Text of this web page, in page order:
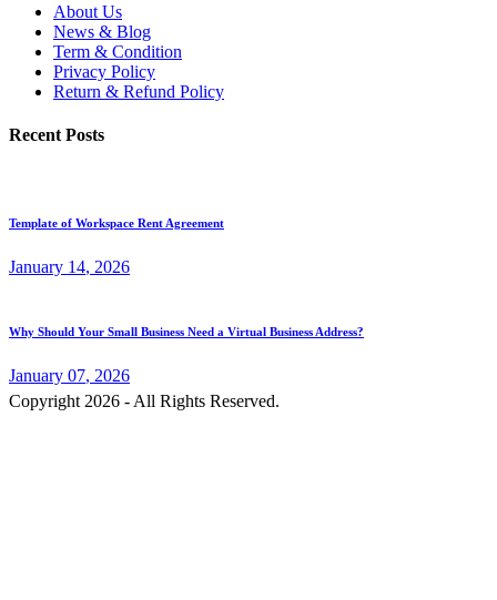
About Us
News & Blog
Term & Condition
Privacy Policy
Return & Refund Policy
Recent Posts
Template of Workspace Rent Agreement
January 14, 2026
Why Should Your Small Business Need a Virtual Business Address?
January 07, 2026
Copyright 2026 - All Rights Reserved.